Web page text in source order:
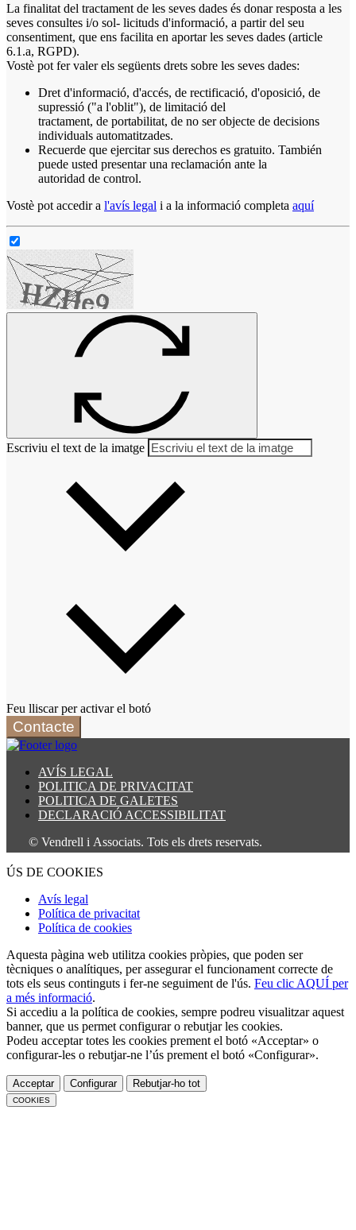
La finalitat del tractament de les seves dades és donar resposta a les
seves consultes i/o sol- licituds d'informació, a partir del seu
consentiment, que ens facilita en aportar les seves dades (article
6.1.a, RGPD).
Vostè pot fer valer els següents drets sobre les seves dades:
Dret d'informació, d'accés, de rectificació, d'oposició, de
supressió ("a l'oblit"), de limitació del
tractament, de portabilitat, de no ser objecte de decisions
individuals automatitzades.
Recuerde que ejercitar sus derechos es gratuito. También
puede usted presentar una reclamación ante la
autoridad de control.
Vostè pot accedir a l'avís legal i a la informació completa aquí
Escriviu el text de la imatge
Feu lliscar per activar el botó
Contacte
AVÍS LEGAL
POLITICA DE PRIVACITAT
POLITICA DE GALETES
DECLARACIÓ ACCESSIBILITAT
i Associats. Tots els drets reservats.
ÚS DE COOKIES
Avís legal
Política de privacitat
Política de cookies
Aquesta pàgina web utilitza cookies pròpies, que poden ser
tècniques o analítiques, per assegurar el funcionament correcte de
tots els seus continguts i fer-ne seguiment de l'ús. Feu clic AQUÍ per
a més informació.
Si accediu a la política de cookies, sempre podreu visualitzar aquest
banner, que us permet configurar o rebutjar les cookies.
Podeu acceptar totes les cookies prement el botó «Acceptar» o
configurar-les o rebutjar-ne l’ús prement el botó «Configurar».
Acceptar Configurar Rebutjar-ho tot
COOKIES